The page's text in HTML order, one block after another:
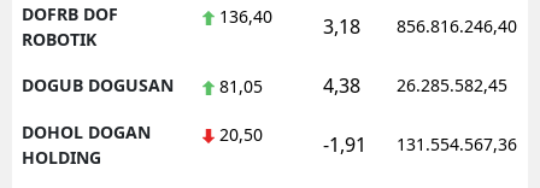
DOFRB DOF
ROBOTIK
136,40 3,18 856.816.246,40
DOGUB DOGUSAN 81,05 4,38 26.285.582,45
DOHOL DOGAN
HOLDING
20,50 -1,91 131.554.567,36